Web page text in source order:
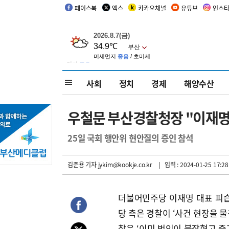
페이스북 엑스 카카오채널 유튜브 인스
사회 정치 경제 해양수산
우철문 부산경찰청장 "이재
25일 국회 행안위 현안질의 증인 참석
김준용 기자jykim@kookje.co.kr | 입력 : 2024-01-25
더불어민주당 이재명 대표 피
당 측은 경찰이 ‘사건 현장을